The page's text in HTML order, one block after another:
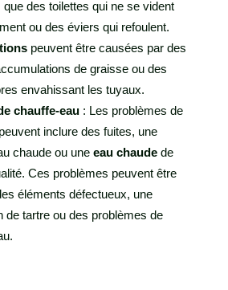
que des toilettes qui ne se vident
ou des éviers qui refoulent.
peuvent être causées par des
de graisse ou des
envahissant les tuyaux.
chauffe-eau : Les problèmes de
inclure des fuites, une
chaude ou une eau chaude de
Ces problèmes peuvent être
éléments défectueux, une
de tartre ou des problèmes de